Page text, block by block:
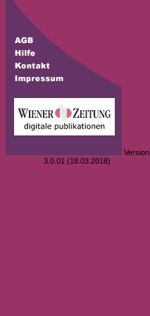
Version
3.0.01 (18.03.2018)